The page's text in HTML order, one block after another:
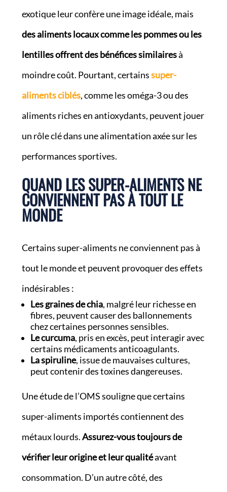
exotique leur confère une image idéale, mais
des aliments locaux comme les pommes ou les
lentilles offrent des bénéfices similairesà
moindre coût. Pourtant, certainssuper-
aliments ciblés, comme les oméga-3 ou des
aliments riches en antioxydants, peuvent jouer
un rôle clé dans une alimentation axée sur les
performances sportives.
QUAND LES SUPER-ALIMENTS NE
CONVIENNENT PAS À TOUT LE
MONDE
Certains super-aliments ne conviennent pas à
tout le monde et peuvent provoquer des effets
indésirables :
Les graines de chia, malgré leur richesse en
fibres, peuvent causer des ballonnements
chez certaines personnes sensibles.
Le curcuma, pris en excès, peut interagir avec
certains médicaments anticoagulants.
La spiruline, issue de mauvaises cultures,
peut contenir des toxines dangereuses.
Une étude de l’OMS souligne que certains
super-aliments importés contiennent des
métaux lourds.Assurez-vous toujours de
vérifier leur origine et leur qualitéavant
consommation. D’un autre côté, des